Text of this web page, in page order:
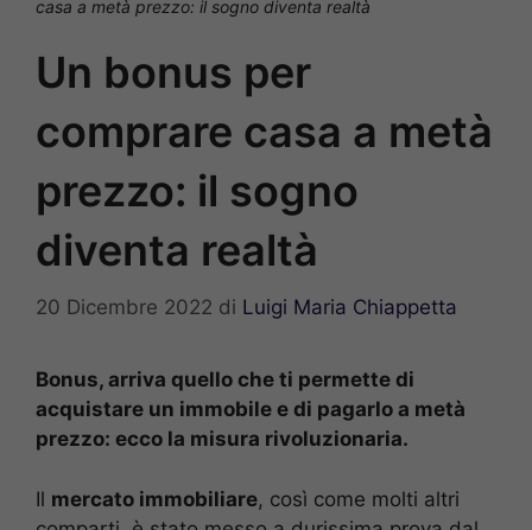
casa a metà prezzo: il sogno diventa realtà
Un bonus per
comprare casa a metà
prezzo: il sogno
diventa realtà
20 Dicembre 2022 di Luigi Maria Chiappetta
Bonus, arriva quello che ti permette di
acquistare un immobile e di pagarlo a metà
prezzo: ecco la misura rivoluzionaria.
Il mercato immobiliare, così come molti altri